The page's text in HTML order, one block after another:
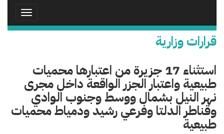
Toggle
قرارات وزارية
استثناء 17 جزيرة من اعتبارها محميات
طبيعية واعتبار الجزر الواقعة داخل مجرى
نهر النيل بشمال ووسط وجنوب الوادي
وقناطر الدلتا وفرعي رشيد ودمياط محميات
طبيعية